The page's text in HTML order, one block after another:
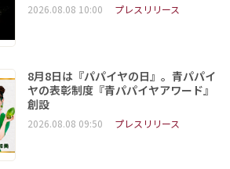
2026.08.08 10:00 プレスリリース
8月8日は『パパイヤの日』。青パパイ
ヤの表彰制度『青パパイヤアワード』
創設
2026.08.08 09:50 プレスリリース